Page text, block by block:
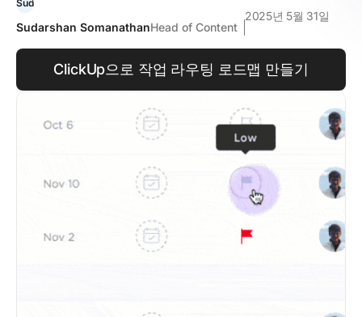
Sudarshan SomanathanHead of Content
2025년 5월 31일
ClickUp으로 작업 라우팅 로드맵 만들기